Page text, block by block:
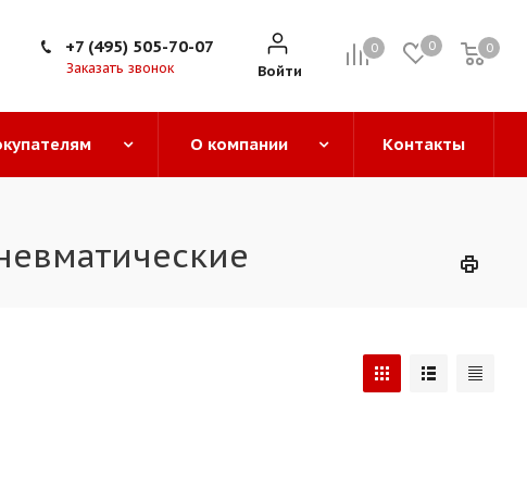
0 0 0
0
Войти
+7 (495) 505-70-07
Заказать звонок
О компании Контакты